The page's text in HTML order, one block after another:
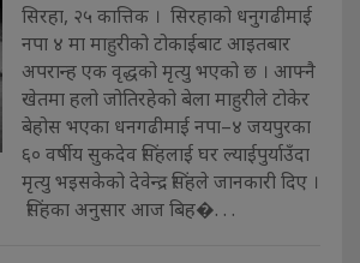
सिरहा, २५ कात्तिक । सिरहाको धनुगढीमाई
नपा ४ मा माहुरीको टोकाईबाट आइतबार
अपरान्ह एक वृद्धको मृत्यु भएको छ । आफ्नै
खेतमा हलो जोतिरहेको बेला माहुरीले टोकेर
बेहोस भएका धनगढीमाई नपा–४ जयपुरका
६० वर्षीय सुकदेव सिंहलाई घर ल्याईपुर्याउँदा
मृत्यु भइसकेको देवेन्द्र सिंहले जानकारी दिए ।
सिंहका अनुसार आज बिह�. . .